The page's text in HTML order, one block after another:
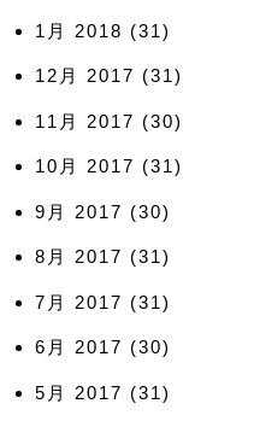
1月 2018 (31)
12月 2017 (31)
11月 2017 (30)
10月 2017 (31)
9月 2017 (30)
8月 2017 (31)
7月 2017 (31)
6月 2017 (30)
5月 2017 (31)